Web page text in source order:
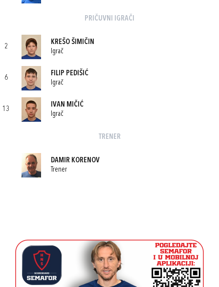
PRIČUVNI IGRAČI
2
KREŠO ŠIMIČIN
Igrač
6
FILIP PEDIŠIĆ
Igrač
13
IVAN MIČIĆ
Igrač
TRENER
DAMIR KORENOV
Trener